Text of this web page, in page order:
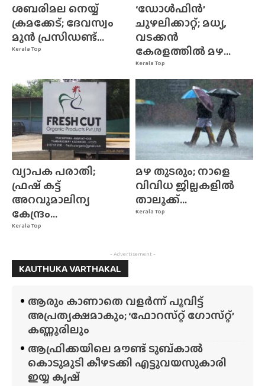
Kerala Top
ശബരിമല നെയ്യ്
ക്രമക്കേട്; ദേവസ്വം
മുൻ പ്രസിഡണ്ട്...
Kerala Top
‘ഡോൾഫിൻ’
ചുഴലിക്കാറ്റ്; മധ്യ,
വടക്കൻ
കേരളത്തിൽ മഴ...
Kerala Top
വ്യാപക പരാതി;
ഫ്രഷ് കട്ട്
അറവുമാലിന്യ
കേന്ദ്രം...
Kerala Top
മഴ തുടരും; നാളെ
വിവിധ ജില്ലകളിൽ
താലൂക്ക്...
- Advertisement -
KAUTHUKA VARTHAKAL
ആരും കാണാതെ വളർന്ന് പൂവിട്ട്
അപ്രത്യക്ഷമാകും; ‘ഫോറസ്‌റ്റ്‌ ഗോസ്‌റ്റ്’
കണ്ണൂരിലും
ആഫ്രിക്കയിലെ മൗണ്ട് ടുബ്‌കാൽ
കൊടുമുടി കീഴടക്കി എട്ടുവയസുകാരി
ഇയ്യ കൃഷ്